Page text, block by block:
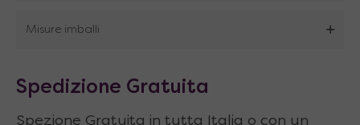
Dimensionituttochiuso: diametro ⦰ 106 x
Misure imballi
Spedizione Gratuita
Spezione Gratuita in tutta Italia o con un